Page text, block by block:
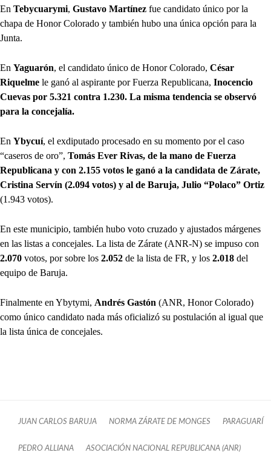
En Tebycuarymi, Gustavo Martínez fue candidato único por la
chapa de Honor Colorado y también hubo una única opción para la
Junta.
En Yaguarón, el candidato único de Honor Colorado, César
Riquelme le ganó al aspirante por Fuerza Republicana, Inocencio
Cuevas por 5.321 contra 1.230. La misma tendencia se observó
para la concejalía.
En Ybycuí, el exdiputado procesado en su momento por el caso
“caseros de oro”, Tomás Ever Rivas, de la mano de Fuerza
Republicana y con 2.155 votos le ganó a la candidata de Zárate,
Cristina Servín (2.094 votos) y al de Baruja, Julio “Polaco” Ortiz
(1.943 votos).
En este municipio, también hubo voto cruzado y ajustados márgenes
en las listas a concejales. La lista de Zárate (ANR-N) se impuso con
2.070 votos, por sobre los 2.052 de la lista de FR, y los 2.018 del
equipo de Baruja.
Finalmente en Ybytymi, Andrés Gastón (ANR, Honor Colorado)
como único candidato nada más oficializó su postulación al igual que
la lista única de concejales.
JUAN CARLOS BARUJA NORMA ZÁRATE DE MONGES PARAGUARÍ
PEDRO ALLIANA ASOCIACIÓN NACIONAL REPUBLICANA (ANR)